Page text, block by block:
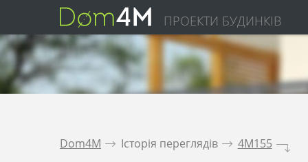
ПРОЕКТИ БУДИНКІВ
Dom4M . Історія переглядів . 4M155 .